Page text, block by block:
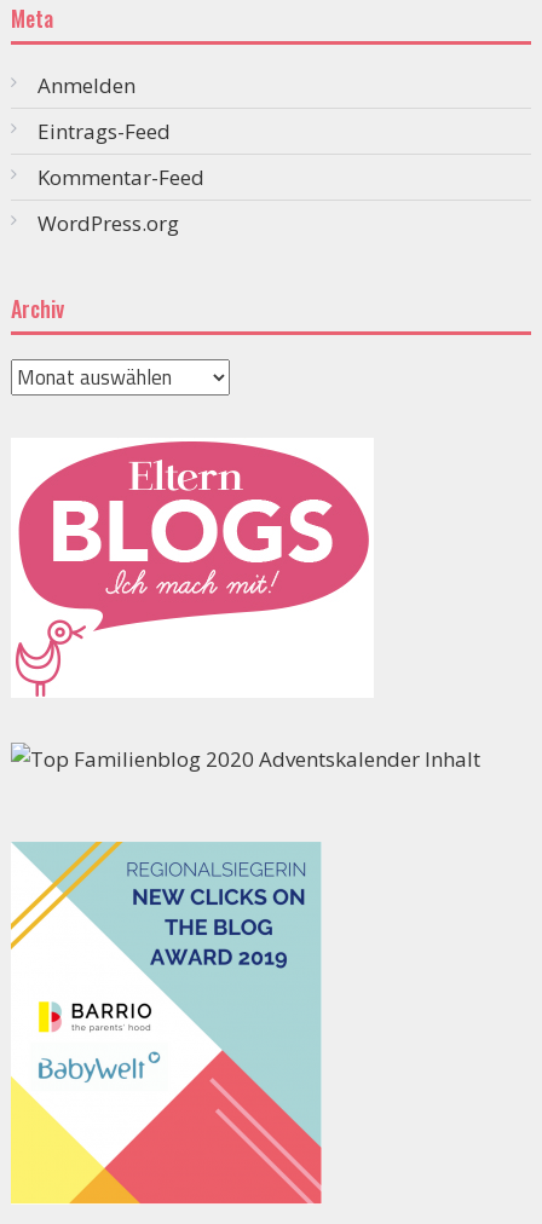
Meta
Anmelden
Eintrags-Feed
Kommentar-Feed
WordPress.org
Archiv
Archiv